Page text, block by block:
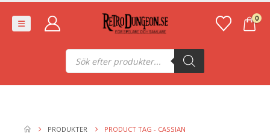
0
Produktsökning
PRODUKTER PRODUCT TAG - CASSIAN